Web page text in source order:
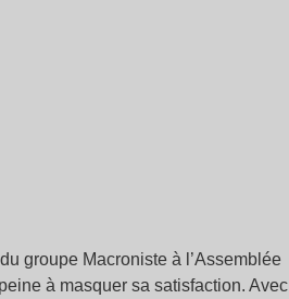
groupe Macroniste à l’Assemblée
à masquer sa satisfaction. Avec